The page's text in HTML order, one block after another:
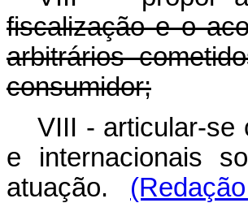
fiscalização e o
arbitrários
consumidor;
VIII - articular-se
e internacionais
atuação.